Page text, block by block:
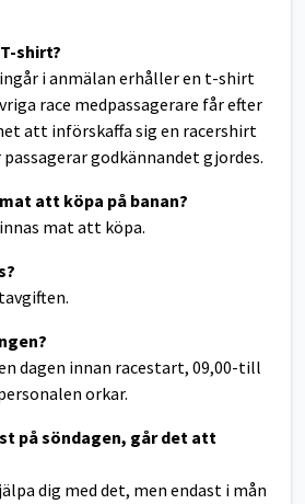
shirt?
i anmälan erhåller en t-shirt
race medpassagerare får efter
att införskaffa sig en racershirt
godkännandet gjordes.
att köpa på banan?
mat att köpa.
dagen innan racestart, 09,00-till
orkar.
på söndagen, går det att
dig med det, men endast i mån